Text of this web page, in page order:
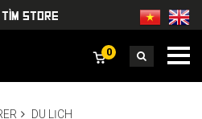
TÌm Store
0
DU LỊCH